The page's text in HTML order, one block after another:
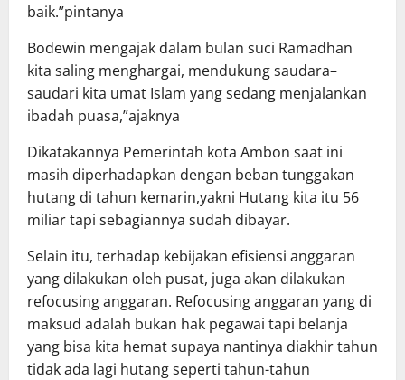
baik.”pintanya
Bodewin mengajak dalam bulan suci Ramadhan
kita saling menghargai, mendukung saudara–
saudari kita umat Islam yang sedang menjalankan
ibadah puasa,”ajaknya
Dikatakannya Pemerintah kota Ambon saat ini
masih diperhadapkan dengan beban tunggakan
hutang di tahun kemarin,yakni Hutang kita itu 56
miliar tapi sebagiannya sudah dibayar.
Selain itu, terhadap kebijakan efisiensi anggaran
yang dilakukan oleh pusat, juga akan dilakukan
refocusing anggaran. Refocusing anggaran yang di
maksud adalah bukan hak pegawai tapi belanja
yang bisa kita hemat supaya nantinya diakhir tahun
tidak ada lagi hutang seperti tahun-tahun